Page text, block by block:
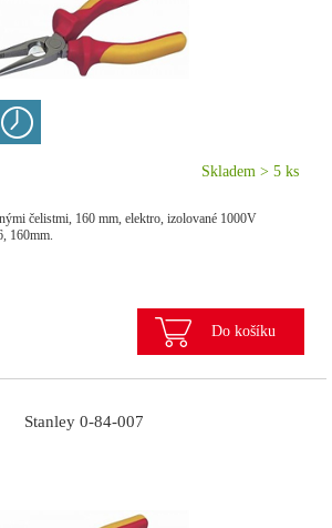
Skladem > 5 ks
čelistmi, 160 mm, elektro, izolované 1000V
160mm.
Do košíku
Stanley 0-84-007